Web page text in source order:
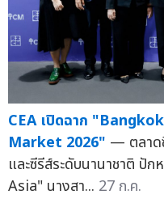
CEA เปิดฉาก
Market 2026" — ตลาด
และซีรีส์ระดับนานาชาติ
Asia" นางสา... 27 ก.ค.